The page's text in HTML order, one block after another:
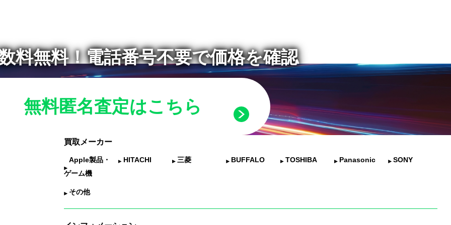
料無料！電話番号不要で価格を確認
無料匿名査定はこちら
買取メーカー
Apple製品・
ゲーム機
HITACHI 三菱 BUFFALO TOSHIBA Panasonic SONY
その他